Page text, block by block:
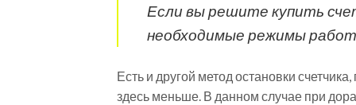
Если вы решите купить
необходимые режимы
Есть и другой метод остановки
здесь меньше. В данном случае при